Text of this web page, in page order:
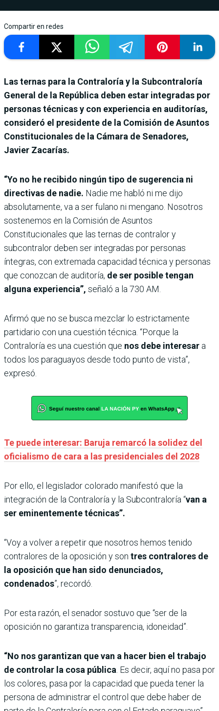
Compartir en redes
Las ternas para la Contraloría y la Subcontraloría
General de la República deben estar integradas por
personas técnicas y con experiencia en auditorías,
consideró el presidente de la Comisión de Asuntos
Constitucionales de la Cámara de Senadores,
Javier Zacarías.
“Yo no he recibido ningún tipo de sugerencia ni
directivas de nadie. Nadie me habló ni me dijo
absolutamente, va a ser fulano ni mengano. Nosotros
sostenemos en la Comisión de Asuntos
Constitucionales que las ternas de contralor y
subcontralor deben ser integradas por personas
íntegras, con extremada capacidad técnica y personas
que conozcan de auditoría, de ser posible tengan
alguna experiencia”, señaló a la 730 AM.
Afirmó que no se busca mezclar lo estrictamente
partidario con una cuestión técnica. “Porque la
Contraloría es una cuestión que nos debe interesar a
todos los paraguayos desde todo punto de vista”,
expresó.
Te puede interesar: Baruja remarcó la solidez del
oficialismo de cara a las presidenciales del 2028
Por ello, el legislador colorado manifestó que la
integración de la Contraloría y la Subcontraloría “van a
ser eminentemente técnicas”.
“Voy a volver a repetir que nosotros hemos tenido
contralores de la oposición y son tres contralores de
la oposición que han sido denunciados,
condenados”, recordó.
Por esta razón, el senador sostuvo que “ser de la
oposición no garantiza transparencia, idoneidad”.
“No nos garantizan que van a hacer bien el trabajo
de controlar la cosa pública . Es decir, aquí no pasa por
los colores, pasa por la capacidad que pueda tener la
persona de administrar el control que debe haber de